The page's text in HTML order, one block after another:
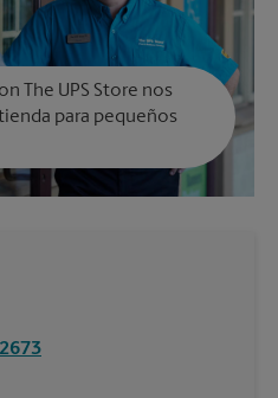
The UPS Store nos
para pequeños